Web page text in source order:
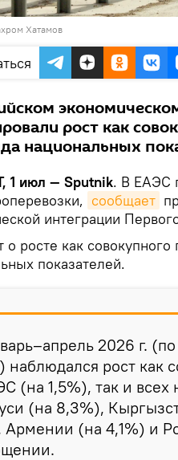
Хатамов
рост как
национальных
1 июл — Sputnik. В ЕАЭС
сообщает
интеграции
о росте как
показателей.
2026 г.
наблюдался рост как
(на 1,5%), так и
(на 8,3%),
Армении (на 4,1%) и